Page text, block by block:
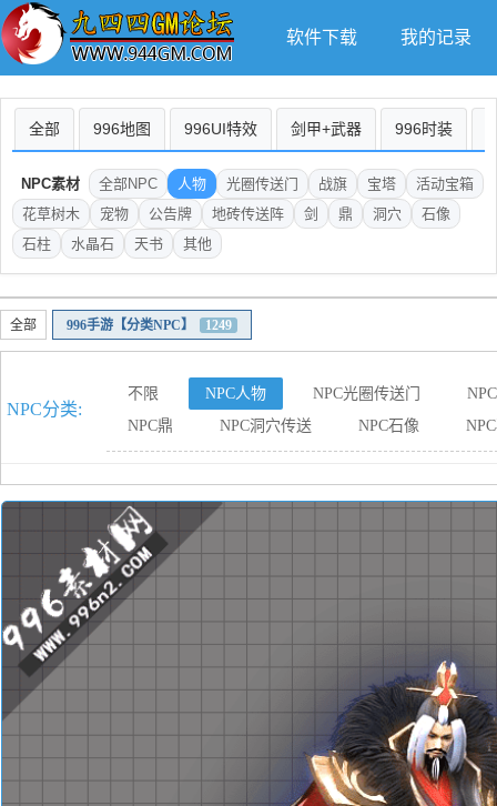
软件下载 我的记录
全部 996地图 996UI特效 剑甲+武器 996时装
NPC素材 全部NPC 人物 光圈传送门 战旗 宝塔
活动宝箱
花草树木
宠物 公告牌 地砖传送阵 剑 鼎 洞穴
石像
石柱
水晶石 天书 其他
全部 996手游【分类NPC】 1249
NPC分类:
不限 NPC人物 NPC光圈传送门
NPC鼎
NPC洞穴传送 NPC石像